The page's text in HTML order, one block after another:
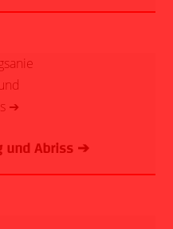
und Abriss ➔